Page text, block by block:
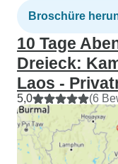
Broschüre
10 Tage
Dreieck:
Laos -
5,0 (6